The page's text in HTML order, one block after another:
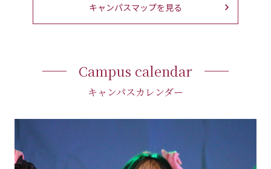
キャンパスマップを見る
Campus calendar
キャンパスカレンダー